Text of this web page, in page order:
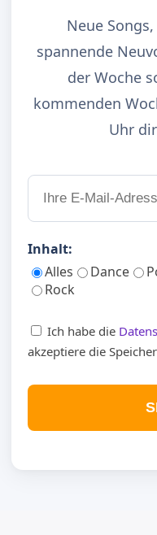
Neue
spannende
der Woche
kommenden
Uhr
Inhalt:
Alles
Dance
Rock
Ich habe die
akzeptiere die